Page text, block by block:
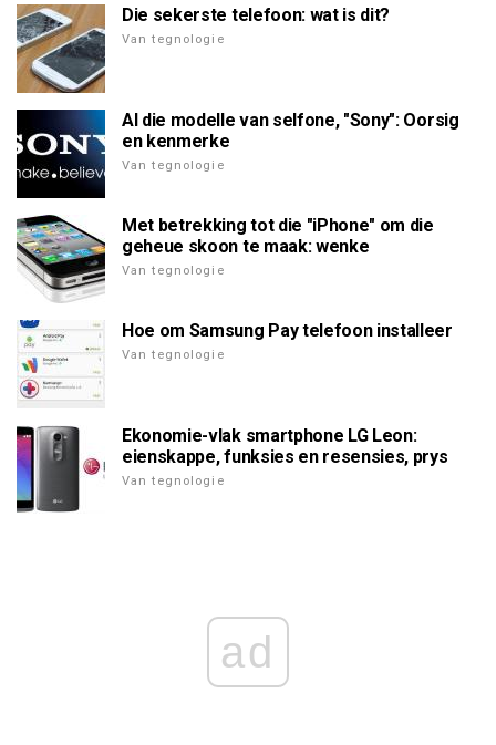
Die sekerste telefoon: wat is dit?
Van tegnologie
Al die modelle van selfone, "Sony": Oorsig
en kenmerke
Van tegnologie
Met betrekking tot die "iPhone" om die
geheue skoon te maak: wenke
Van tegnologie
Hoe om Samsung Pay telefoon installeer
Van tegnologie
Ekonomie-vlak smartphone LG Leon:
eienskappe, funksies en resensies, prys
Van tegnologie
ad